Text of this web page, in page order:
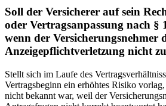
Soll der Versicherer auf sein
oder Vertragsanpassung nach §
wenn der Versicherungsnehmer
Anzeigepflichtverletzung nicht
Stellt sich im Laufe des
Vertragsbeginn ein erhöhtes Risiko
nicht bekannt war, weil der